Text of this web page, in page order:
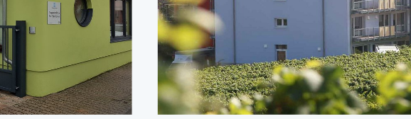
Mehr
Bad Bergzabern
Kontakt Anfahrt Mehr